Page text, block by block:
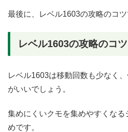
最後に、レベル1603の攻略のコツ
レベル1603の攻略のコツ
レベル1603は移動回数も少なく
がいいでしょう。
集めにくいクモを集めやすくな
めです。